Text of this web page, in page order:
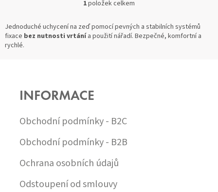
O
L
Á
Y
Ý
P
S
1položek celkem
Jednoduché uchycení na zeď pomocí pevných a stabilních systémů
fixace bez nutnosti vrtánía použití nářadí. Bezpečné, komfortní a
rychlé.
INFORMACE
Obchodní podmínky - B2C
Obchodní podmínky - B2B
Ochrana osobních údajů
Odstoupení od smlouvy